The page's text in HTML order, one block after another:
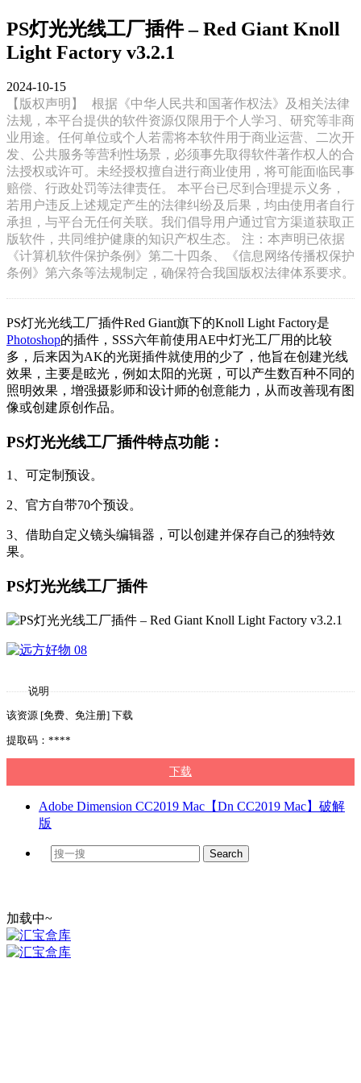
PS灯光光线工厂插件 – Red Giant Knoll
Light Factory v3.2.1
2024-10-15
【版权声明】
根据《中华人民共和国著作权法》及相关法律
法规，本平台提供的软件资源仅限用于个人学习、研究等非商
业用途。任何单位或个人若需将本软件用于商业运营、二次开
发、公共服务等营利性场景，必须事先取得软件著作权人的合
法授权或许可。未经授权擅自进行商业使用，将可能面临民事
赔偿、行政处罚等法律责任。 本平台已尽到合理提示义务，
若用户违反上述规定产生的法律纠纷及后果，均由使用者自行
承担，与平台无任何关联。我们倡导用户通过官方渠道获取正
版软件，共同维护健康的知识产权生态。 注：本声明已依据
《计算机软件保护条例》第二十四条、《信息网络传播权保护
条例》第六条等法规制定，确保符合我国版权法律体系要求。
PS灯光光线工厂插件Red Giant旗下的Knoll Light Factory是
Photoshop的插件，SSS六年前使用AE中灯光工厂用的比较
多，后来因为AK的光斑插件就使用的少了，他旨在创建光线
效果，主要是眩光，例如太阳的光斑，可以产生数百种不同的
照明效果，增强摄影师和设计师的创意能力，从而改善现有图
像或创建原创作品。
PS灯光光线工厂插件特点功能：
1、可定制预设。
2、官方自带70个预设。
3、借助自定义镜头编辑器，可以创建并保存自己的独特效
果。
PS灯光光线工厂插件
说明
该资源 [免费、免注册] 下载
提取码：****
下载
Adobe Dimension CC2019 Mac【Dn CC2019 Mac】破解
版
加载中~